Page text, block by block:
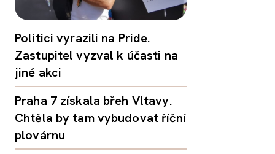
Politici vyrazili na Pride.
Zastupitel vyzval k účasti na
jiné akci
Praha 7 získala břeh Vltavy.
Chtěla by tam vybudovat říční
plovárnu